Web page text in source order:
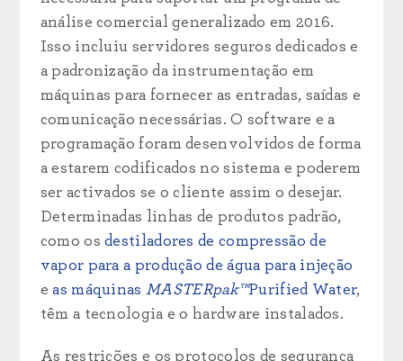
análise comercial generalizado em 2016.
Isso incluiu servidores seguros dedicados e
a padronização da instrumentação em
máquinas para fornecer as entradas, saídas e
comunicação necessárias. O software e a
programação foram desenvolvidos de forma
a estarem codificados no sistema e poderem
ser activados se o cliente assim o desejar.
Determinadas linhas de produtos padrão,
como os destiladores de compressão de
vapor para a produção de água para injeção
eas máquinas MASTERpak™Purified Water,
têm a tecnologia e o hardware instalados.
As restrições e os protocolos de segurança